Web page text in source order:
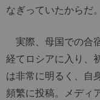
なぎっていたからだ。
実際、母国での合
経てロシアに入り、
は非常に明るく、自
頻繁に投稿。メディ